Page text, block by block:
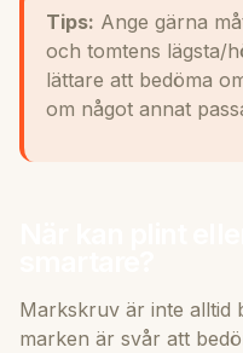
Tips: Ange gärna
och tomtens lägsta/
lättare att bedöma
om något annat
Markskruv är inte alltid
marken är svår att